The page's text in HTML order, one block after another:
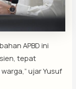
APBD ini
tepat
ujar Yusuf